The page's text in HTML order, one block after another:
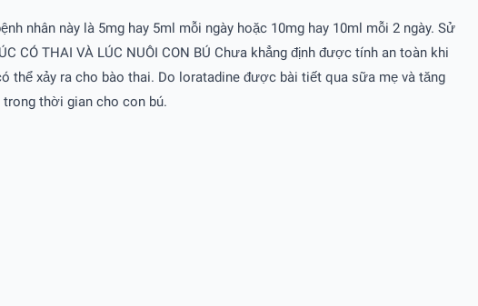
nhân này là 5mg hay 5ml mỗi ngày hoặc 10mg hay 10ml mỗi 2 ngày. Sử
THAI VÀ LÚC NUÔI CON BÚ Chưa khẳng định được tính an toàn khi
xảy ra cho bào thai. Do loratadine được bài tiết qua sữa mẹ và tăng
thời gian cho con bú.